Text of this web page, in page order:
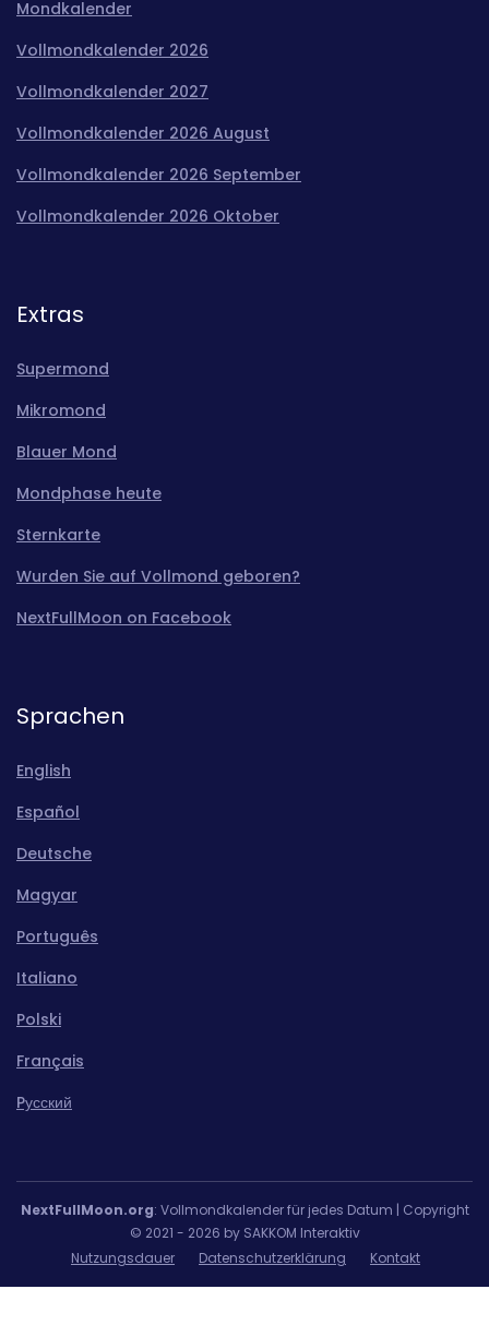
Mondkalender
Vollmondkalender 2026
Vollmondkalender 2027
Vollmondkalender 2026 August
Vollmondkalender 2026 September
Vollmondkalender 2026 Oktober
Extras
Supermond
Mikromond
Blauer Mond
Mondphase heute
Sternkarte
Wurden Sie auf Vollmond geboren?
NextFullMoon on Facebook
Sprachen
English
Español
Deutsche
Magyar
Português
Italiano
Polski
Français
Pусский
NextFullMoon.org: Vollmondkalender für jedes Datum | Copyright
© 2021 - 2026 by SAKKOM Interaktiv
Nutzungsdauer
Datenschutzerklärung Kontakt